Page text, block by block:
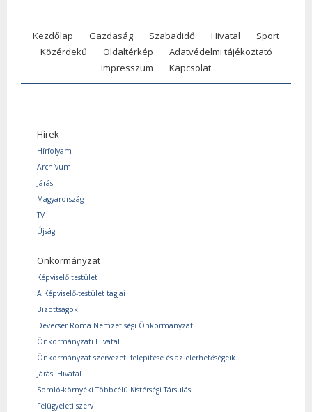
Kezdőlap Gazdaság Szabadidő Hivatal
Sport
Közérdekű
Oldaltérkép
Adatvédelmi tájékoztató
Impresszum
Kapcsolat
Hírek
Hírfolyam
Archívum
Járás
Magyarország
TV
Újság
Önkormányzat
Képviselő testület
A Képviselő-testület tagjai
Bizottságok
Devecser Roma Nemzetiségi Önkormányzat
Önkormányzati Hivatal
Önkormányzat szervezeti felépítése és az elérhetőségeik
Járási Hivatal
Somló-környéki Többcélú Kistérségi Társulás
Felügyeleti szerv